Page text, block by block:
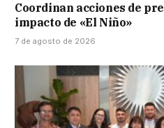
Coordinan acciones de
impacto de «El Niño»
7 de agosto de 2026